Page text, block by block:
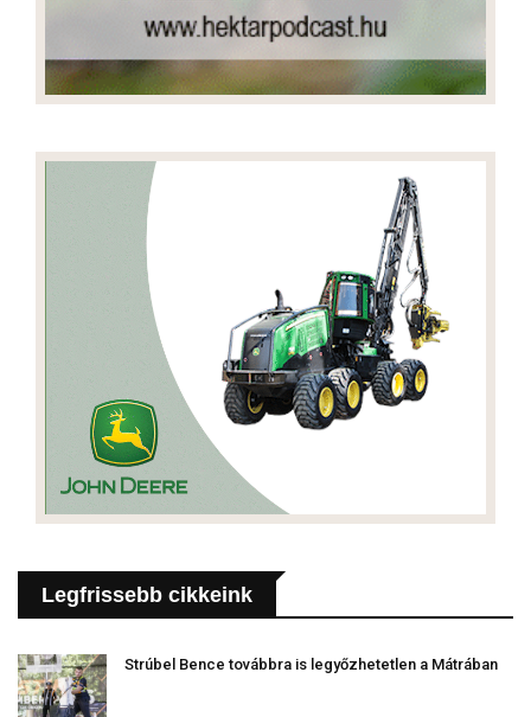
Legfrissebb cikkeink
Strúbel Bence továbbra is legyőzhetetlen a Mátrában